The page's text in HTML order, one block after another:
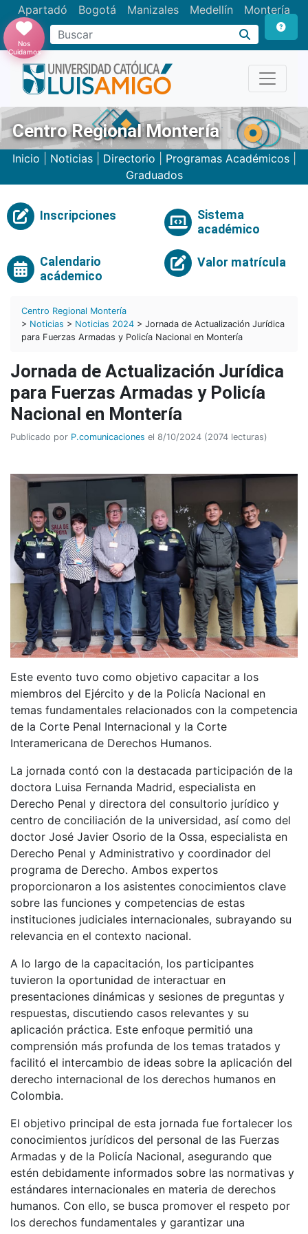
Apartadó Bogotá Manizales Medellín Montería
Nos
Cuidamos
Centro Regional Montería
Inicio Noticias| Directorio Programas Académicos|
Graduados
Inscripciones
Sistema
académico
Calendario
acádemico
Valor matrícula
Centro Regional Montería
> Noticias > Noticias 2024 > Jornada de Actualización Jurídica
para Fuerzas Armadas y Policía Nacional en Montería
Jornada de Actualización Jurídica
para Fuerzas Armadas y Policía
Nacional en Montería
Publicado por P.comunicaciones el 8/10/2024 (2074 lecturas)
Este evento tuvo como objetivo capacitar a los
miembros del Ejército y de la Policía Nacional en
temas fundamentales relacionados con la competencia
de la Corte Penal Internacional y la Corte
Interamericana de Derechos Humanos.
La jornada contó con la destacada participación de la
doctora Luisa Fernanda Madrid, especialista en
Derecho Penal y directora del consultorio jurídico y
centro de conciliación de la universidad, así como del
doctor José Javier Osorio de la Ossa, especialista en
Derecho Penal y Administrativo y coordinador del
programa de Derecho. Ambos expertos
proporcionaron a los asistentes conocimientos clave
sobre las funciones y competencias de estas
instituciones judiciales internacionales, subrayando su
relevancia en el contexto nacional.
A lo largo de la capacitación, los participantes
tuvieron la oportunidad de interactuar en
presentaciones dinámicas y sesiones de preguntas y
respuestas, discutiendo casos relevantes y su
aplicación práctica. Este enfoque permitió una
comprensión más profunda de los temas tratados y
facilitó el intercambio de ideas sobre la aplicación del
derecho internacional de los derechos humanos en
Colombia.
El objetivo principal de esta jornada fue fortalecer los
conocimientos jurídicos del personal de las Fuerzas
Armadas y de la Policía Nacional, asegurando que
estén debidamente informados sobre las normativas y
estándares internacionales en materia de derechos
humanos. Con ello, se busca promover el respeto por
los derechos fundamentales y garantizar una